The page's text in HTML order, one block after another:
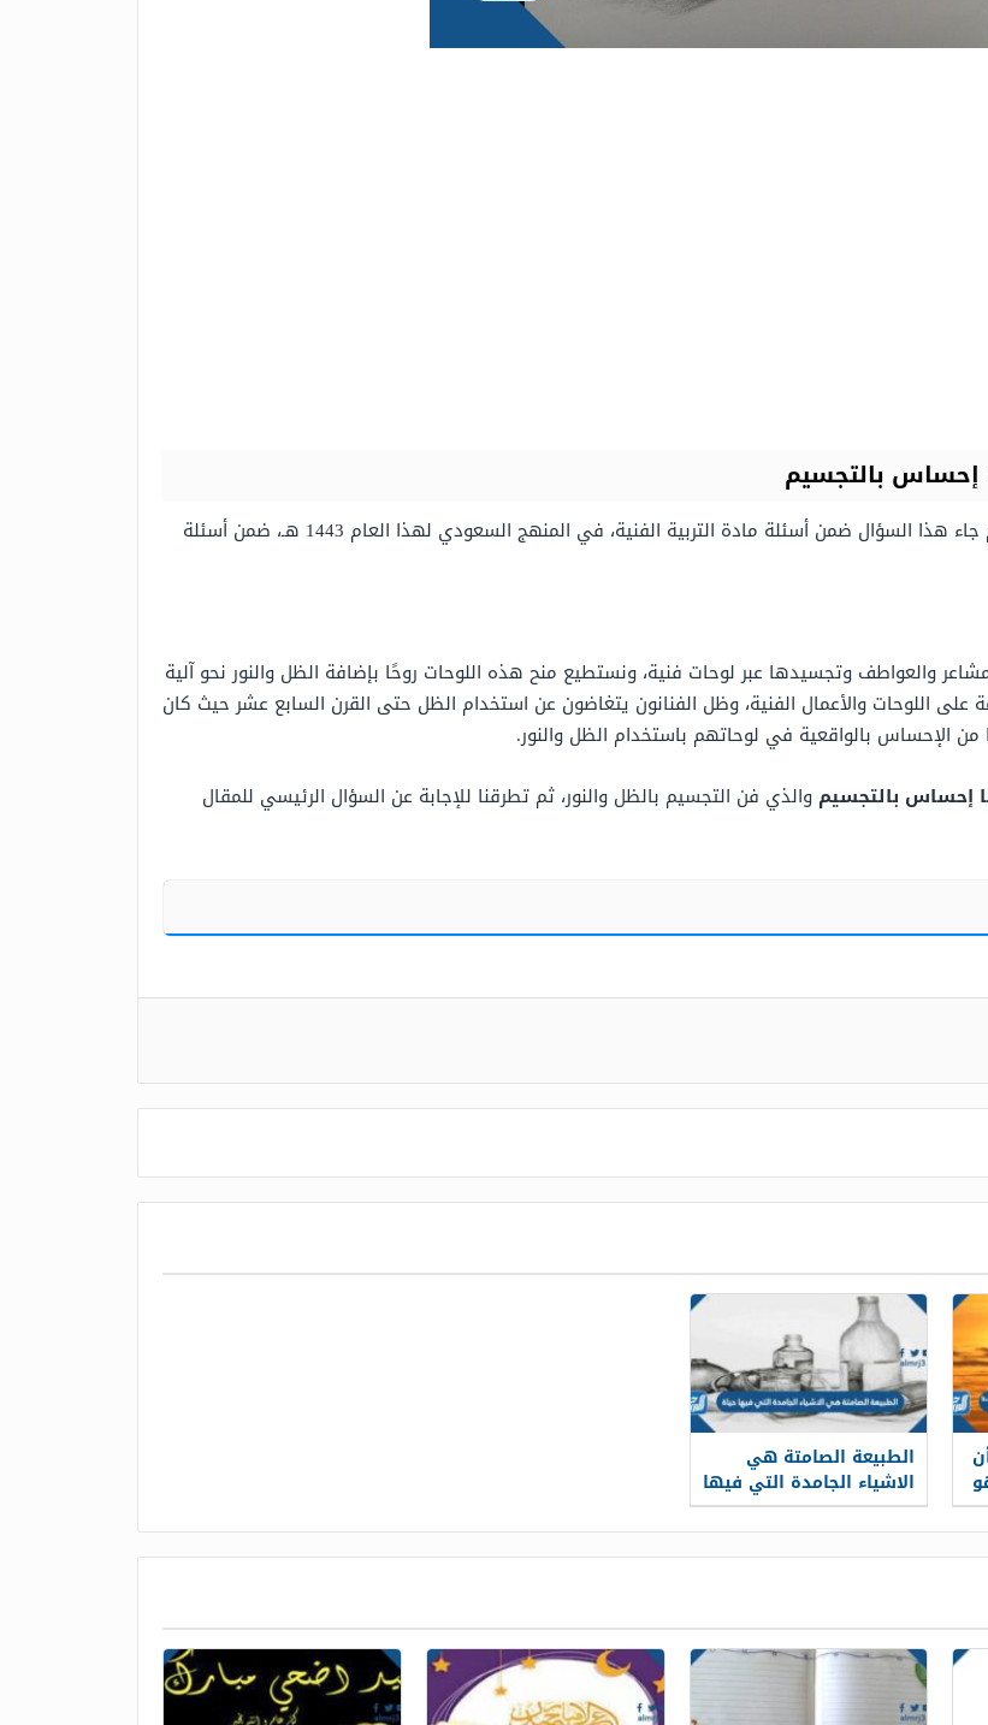
إحساس بالتجسيم
توزيع الظل والنور على شكلٍ كروي يُعطينا إحساس بالتجسيمِ جاء هذا السؤال ضمن أسئلة مادة التربية الفنية، في المنهج السعودي لهذا العام 1443 هـ، ضمن أسئلة
والعواطف وتجسيدها عبر لوحات فنية، ونستطيع منح هذه اللوحات روحًا بإضافة الظل والنور نحو آلية
اللوحات والأعمال الفنية، وظل الفنانون يتغاضون عن استخدام الظل حتى القرن السابع عشر حيث كان
من الإحساس بالواقعية في لوحاتهم باستخدام الظل والنور.
إحساس بالتجسيم والذي فن التجسيم بالظل والنور، ثم تطرقنا للإجابة عن السؤال الرئيسي للمقال
الطبيعة الصامتة هي
الاشياء الجامدة التي فيها
حياة